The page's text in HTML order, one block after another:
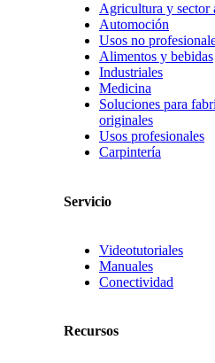
Agricultura y sector
Automoción
Usos no
Alimentos y bebidas
Industriales
Medicina
Soluciones para
originales
Usos profesionales
Carpintería
Servicio
Videotutoriales
Manuales
Conectividad
Recursos